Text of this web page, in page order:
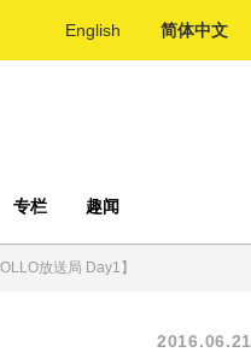
English 简体中文
专栏 趣闻
放送局 Day1】
2016.06.21